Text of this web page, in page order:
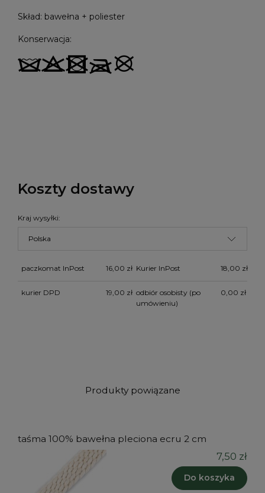
Skład: bawełna + poliester
Konserwacja:
Koszty dostawy
Kraj wysyłki:
paczkomat InPost 16,00 zł Kurier InPost 18,00 zł
kurier DPD 19,00 zł odbiór osobisty (po
umówieniu)
0,00 zł
Produkty powiązane
taśma 100% bawełna pleciona ecru 2 cm
7,50 zł
Do koszyka